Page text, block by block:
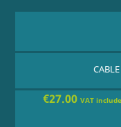
€27.00 VAT